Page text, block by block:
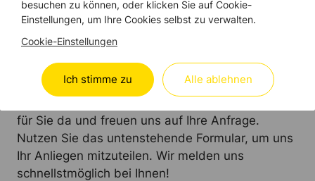
WIR SIND DA
Treten Sie mit uns in
KONTAKT
für Sie da und freuen uns auf Ihre Anfrage.
Nutzen Sie das untenstehende Formular, um uns
Ihr Anliegen mitzuteilen. Wir melden uns
schnellstmöglich bei Ihnen!
besuchen zu können, oder klicken Sie auf Cookie-
Einstellungen, um Ihre Cookies selbst zu verwalten.
Cookie-Einstellungen
Ich stimme zu Alle ablehnen